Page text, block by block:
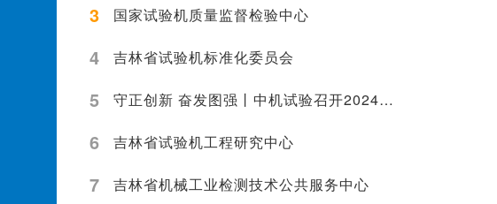
3 国家试验机质量监督检验中心
4 吉林省试验机标准化委员会
5 守正创新 奋发图强丨中机试验召开2024年工作会议
6 吉林省试验机工程研究中心
7 吉林省机械工业检测技术公共服务中心